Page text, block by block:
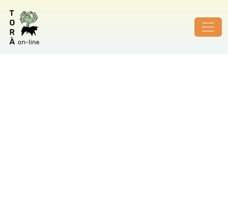
ID de foto no vàlid